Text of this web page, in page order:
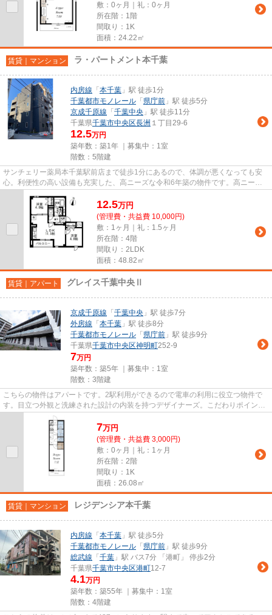
敷：0ヶ月｜礼：0ヶ月
所在階：1階
間取り：1K
面積：24.22㎡
賃貸｜マンション ラ・パートメント本千葉
内房線 「 本千葉 」駅 徒歩1分
千葉都市モノレール 「 県庁前 」駅 徒歩5分
京成千原線 「 千葉中央 」駅 徒歩11分
千葉県千葉市中央区長洲 １丁目29-6
12.5万円
築年数：築1年 ｜募集中： 1室
階数：5階建
サンチェリー薬局本千葉駅前店まで徒歩1分にあるので、体調が悪くなっても安
心。利便性の高い設備も充実した、高ニーズな令和6年築の物件です。高ニーズ
12.5万円
(管理費・共益費 10,000円)
敷：1ヶ月｜礼：1.5ヶ月
所在階：4階
間取り：2LDK
面積：48.82㎡
賃貸｜アパート グレイス千葉中央Ⅱ
京成千原線 「 千葉中央 」駅 徒歩7分
外房線 「 本千葉 」駅 徒歩8分
千葉都市モノレール 「 県庁前 」駅 徒歩9分
千葉県千葉市中央区神明町252-9
7万円
築年数：築5年 ｜募集中： 1室
階数：3階建
こちらの物件はアパートです。2駅利用ができるので電車の利用に役立つ物件で
す。目立つ外観と洗練された設計の内装を持つデザイナーズ。こだわりポイント
満載のグレイス千葉中央Ⅱ。ア...
7万円
(管理費・共益費 3,000円)
敷：0ヶ月｜礼：1ヶ月
所在階：2階
間取り：1K
面積：26.08㎡
賃貸｜マンション レジデンシア本千葉
内房線 「 本千葉 」駅 徒歩5分
千葉都市モノレール 「 県庁前 」駅 徒歩9分
総武線 「 千葉 」駅 バス7分 「港町」 停歩2分
千葉県千葉市中央区港町12-7
4.1万円
築年数：築55年 ｜募集中： 1室
階数：4階建